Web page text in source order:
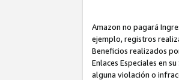
Amazon no pagará
ejemplo, registros
Beneficios realizados
Enlaces Especiales en
alguna violación o